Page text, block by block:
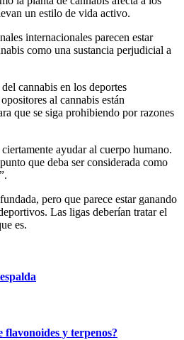
un estilo de vida activo.
internacionales parecen estar
como una sustancia perjudicial a
cannabis en los deportes
al cannabis están
que se siga prohibiendo por razones
ayudar al cuerpo humano.
que deba ser considerada como
pero que parece estar ganando
Las ligas deberían tratar el
es.
flavonoides y terpenos?